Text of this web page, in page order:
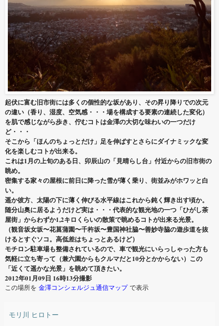
起伏に富む旧市街には多くの個性的な坂があり、その昇り降りでの次元
の違い（香り、湿度、空気感・・・場を構成する要素の連続した変化）
を肌で感じながら歩き、佇むコトは金澤の大切な味わいの一つだけ
ど・・・
そこから「ほんのちょっとだけ」足を伸ばすとさらにダイナミックな変
化を楽しむコトが出来る。
これは1月の上旬のある日、卯辰山の「見晴らし台」付近からの旧市街の
眺め。
密集する家々の屋根に前日に降った雪が薄く乗り、街並みがホワッと白
い。
遥か彼方、太陽の下に薄く伸びる水平線はこれから鈍く輝き出す頃か。
随分山奥に居るようだけど実は・・・代表的な観光地の一つ「ひがし茶
屋街」からわずか1,2キロくらいの散策で眺めるコトが出来る光景。
（観音坂女坂〜花菖蒲園〜千杵坂〜豊国神社脇〜善妙寺脇の遊歩道を抜
けるとすぐソコ。高低差はちょっとあるけど）
モチロン駐車場も整備されているので、車で観光にいらっしゃった方も
気軽に立ち寄って（兼六園からもクルマだと10分とかからない）この
「近くて遥かな光景」を眺めて頂きたい。
2012年01月09日 16時13分撮影
この場所を 金澤コンシェルジュ通信マップで表示
モリ川 ヒロトー